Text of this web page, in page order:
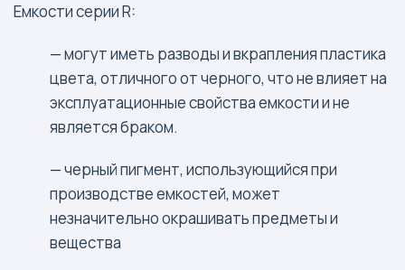
Емкости серии R:
— могут иметь разводы и вкрапления пластика
цвета, отличного от черного, что не влияет на
эксплуатационные свойства емкости и не
является браком.
— черный пигмент, использующийся при
производстве емкостей, может
незначительно окрашивать предметы и
вещества